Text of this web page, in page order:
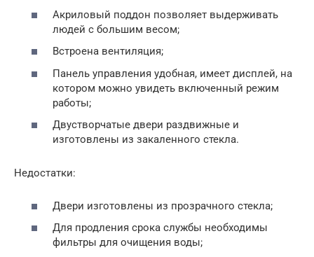
Акриловый поддон позволяет выдерживать
людей с большим весом;
Встроена вентиляция;
Панель управления удобная, имеет дисплей, на
котором можно увидеть включенный режим
работы;
Двустворчатые двери раздвижные и
изготовлены из закаленного стекла.
Недостатки:
Двери изготовлены из прозрачного стекла;
Для продления срока службы необходимы
фильтры для очищения воды;